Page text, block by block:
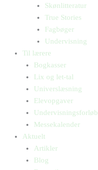
Skønlitteratur
True Stories
Fagbøger
Undervisning
Til lærere
Bogkasser
Lix og let-tal
Universlæsning
Elevopgaver
Undervisningsforløb
Messekalender
Aktuelt
Artikler
Blog